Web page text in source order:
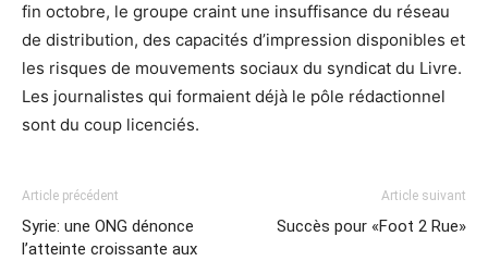
fin octobre, le groupe craint une insuffisance du réseau
de distribution, des capacités d’impression disponibles et
les risques de mouvements sociaux du syndicat du Livre.
Les journalistes qui formaient déjà le pôle rédactionnel
sont du coup licenciés.
Article précédent
Syrie: une ONG dénonce
l’atteinte croissante aux
Article suivant
Succès pour «Foot 2 Rue»